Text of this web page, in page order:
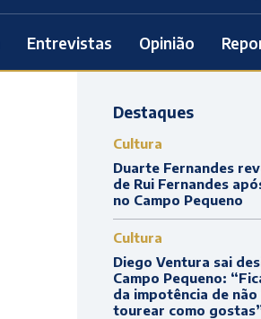
Entrevistas Opinião
Destaques
Cultura
Duarte Fernandes
de Rui Fernandes
no Campo Pequeno
Cultura
Diego Ventura sai
Campo Pequeno:
da impotência de
tourear como